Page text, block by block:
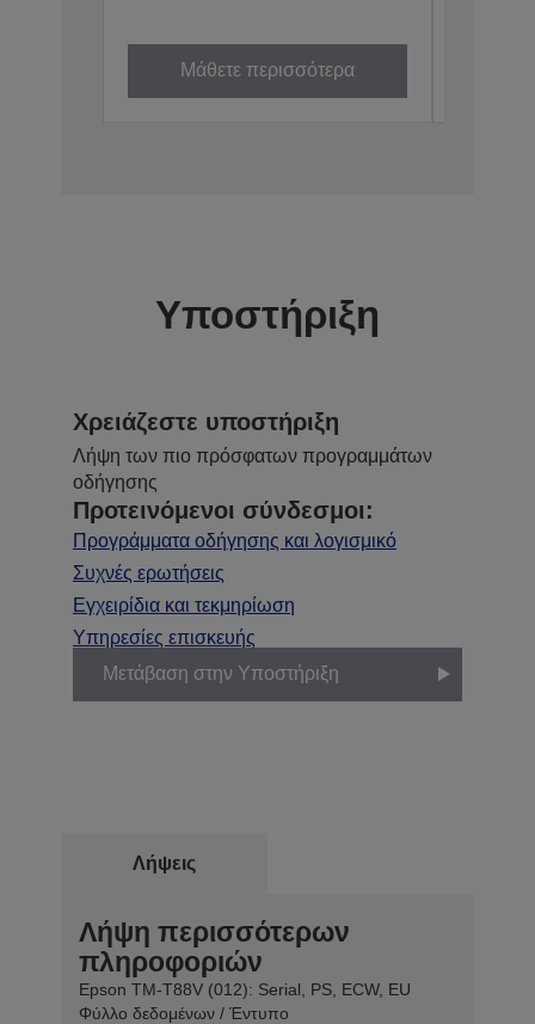
Μάθετε περισσότερα
Υποστήριξη
Χρειάζεστε υποστήριξη
Λήψη των πιο πρόσφατων προγραμμάτων
οδήγησης
Προτεινόμενοι σύνδεσμοι:
Προγράμματα οδήγησης και λογισμικό
Συχνές ερωτήσεις
Εγχειρίδια και τεκμηρίωση
Υπηρεσίες επισκευής
Μετάβαση στην Υποστήριξη
Λήψεις
Λήψη περισσότερων
πληροφοριών
Epson TM-T88V (012): Serial, PS, ECW, EU
Φύλλο δεδομένων / Έντυπο